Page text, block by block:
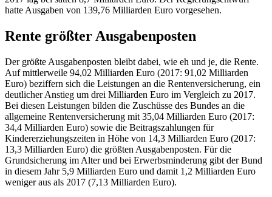
hatte Ausgaben von 139,76 Milliarden Euro vorgesehen.
Rente größter Ausgabenposten
Der größte Ausgabenposten bleibt dabei, wie eh und je, die Rente.
Auf mittlerweile 94,02 Milliarden Euro (2017: 91,02 Milliarden
Euro) beziffern sich die Leistungen an die Rentenversicherung, ein
deutlicher Anstieg um drei Milliarden Euro im Vergleich zu 2017.
Bei diesen Leistungen bilden die Zuschüsse des Bundes an die
allgemeine Rentenversicherung mit 35,04 Milliarden Euro (2017:
34,4 Milliarden Euro) sowie die Beitragszahlungen für
Kindererziehungszeiten in Höhe von 14,3 Milliarden Euro (2017:
13,3 Milliarden Euro) die größten Ausgabenposten. Für die
Grundsicherung im Alter und bei Erwerbsminderung gibt der Bund
in diesem Jahr 5,9 Milliarden Euro und damit 1,2 Milliarden Euro
weniger aus als 2017 (7,13 Milliarden Euro).